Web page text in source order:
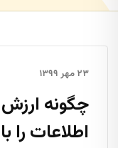
۲۳ مهر ۱۳۹۹
چگونه ارزش
اطلاعات را